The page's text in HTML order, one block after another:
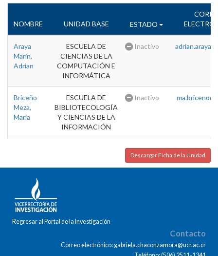
NOMBRE UNIDAD BASE ESTADO
Araya
Marin,
Adrian
ESCUELA DE
CIENCIAS DE LA
COMPUTACIÓN E
INFORMÁTICA
Inactivo
Briceño
Meza,
Maria
ESCUELA DE
BIBLIOTECOLOGÍA
Y CIENCIAS DE LA
INFORMACIÓN
Inactivo
Descargar Ficha de la Unidad
Regresar al Portal de la Investigación
Contacto
Correo electrónico: gabriela.chaconzamora@ucr.ac.cr